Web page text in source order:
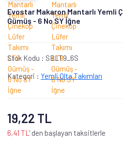
Evostar Makaron Mantarlı Yemli
Gümüş - 6 No SY İğne
Stok Kodu : SBLT9_6S
Kategori : Yemli Olta Takımları
19,22 TL
6,41 TL ' den başlayan taksitlerle